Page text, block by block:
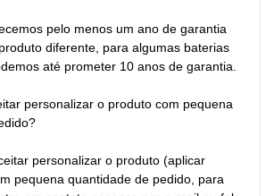
pelo menos um ano de garantia
diferente, para algumas baterias
até prometer 10 anos de garantia.
personalizar o produto com pequena
personalizar o produto (aplicar
pequena quantidade de pedido, para